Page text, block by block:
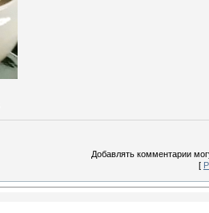
Добавлять комментарии
[